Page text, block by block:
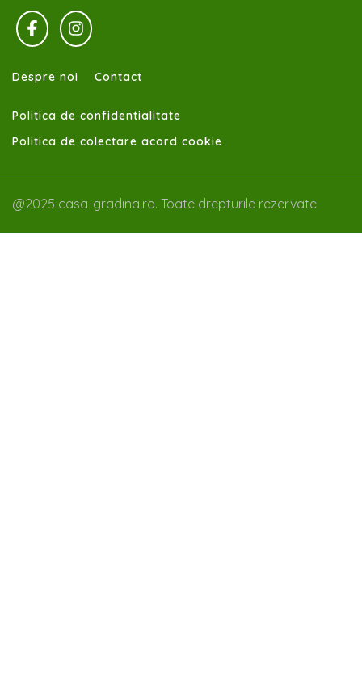
Despre noi Contact
Politica de confidentialitate
Politica de colectare acord cookie
@2025 casa-gradina.ro. Toate drepturile rezervate